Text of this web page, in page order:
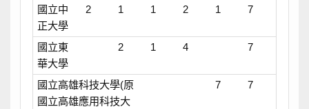
國立中
正大學
2 1 1 2 1 7
國立東
華大學
2 1 4 7
國立高雄科技大學(原
國立高雄應用科技大
7 7